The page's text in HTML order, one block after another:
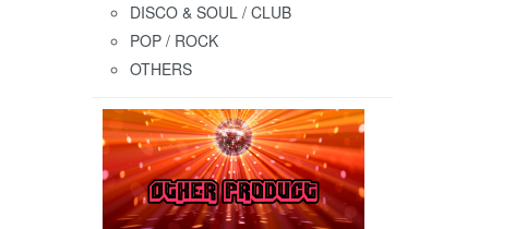
DISCO & SOUL / CLUB
POP / ROCK
OTHERS